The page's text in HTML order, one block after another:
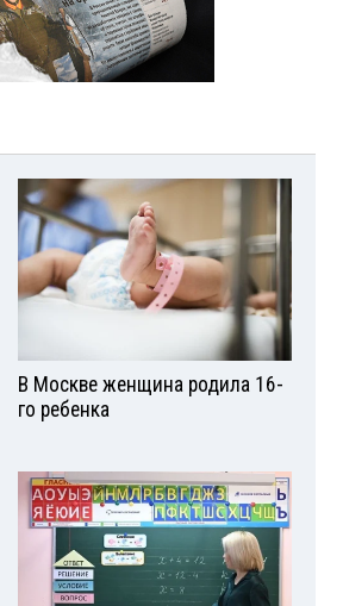
В Москве женщина родила 16-
го ребенка